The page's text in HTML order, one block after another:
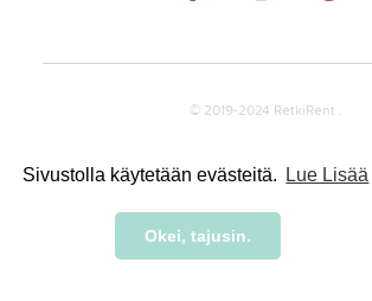
Sivustolla käytetään evästeitä. Lue Lisää
Okei, tajusin.
© 2019-2024 RetkiRent .